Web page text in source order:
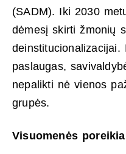
(SADM). Iki 2030
dėmesį skirti žmonių
deinstitucionalizacijai.
paslaugas,
nepalikti nė vienos
grupės.
Visuomenės